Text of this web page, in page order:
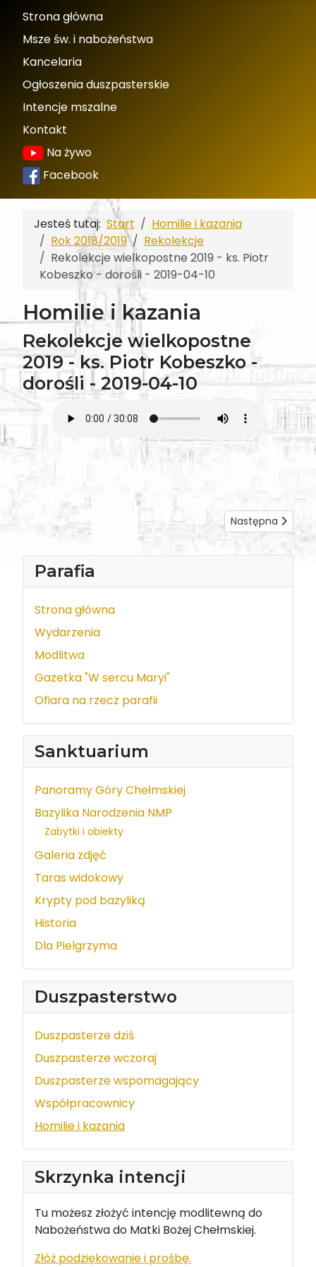
Strona główna
Msze św. i nabożeństwa
Kancelaria
Ogłoszenia duszpasterskie
Intencje mszalne
Kontakt
Na żywo
Facebook
Parafia
Strona główna
Wydarzenia
Modlitwa
Gazetka "W sercu Maryi"
Ofiara na rzecz parafii
Sanktuarium
Panoramy Góry Chełmskiej
Bazylika Narodzenia NMP
Zabytki i obiekty
Galeria zdjęć
Taras widokowy
Krypty pod bazyliką
Historia
Dla Pielgrzyma
Duszpasterstwo
Duszpasterze dziś
Duszpasterze wczoraj
Duszpasterze wspomagający
Współpracownicy
Homilie i kazania
Skrzynka intencji
Tu możesz złożyć intencję modlitewną do
Nabożeństwa do Matki Bożej Chełmskiej.
Złóż podziękowanie i prośbę.
Jesteś tutaj: Start
Homilie i kazania
Rok 2018/2019
Rekolekcje
Rekolekcje wielkopostne 2019 - ks. Piotr
Kobeszko - dorośli - 2019-04-10
Homilie i kazania
Rekolekcje wielkopostne
2019 - ks. Piotr Kobeszko -
dorośli - 2019-04-10
Następna
Następna